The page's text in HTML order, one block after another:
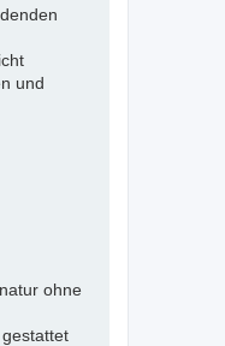
und
ohne